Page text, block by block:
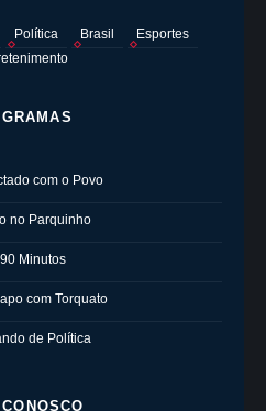
Política Brasil
Esportes
com o Povo
no Parquinho
90 Minutos
com Torquato
de Política